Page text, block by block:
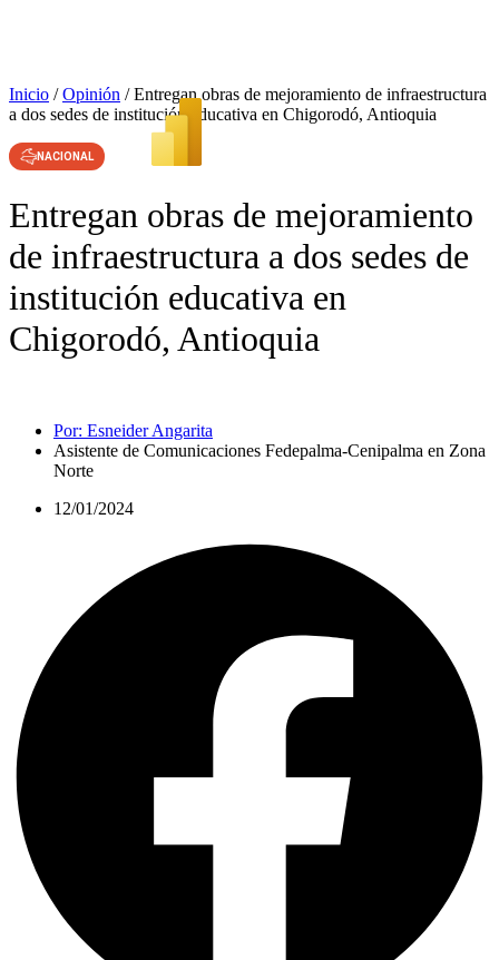
Inicio /Opinión /Entregan obras de mejoramiento de infraestructura
a dos sedes de institución educativa en Chigorodó, Antioquia
NACIONAL
Entregan obras de mejoramiento
de infraestructura a dos sedes de
institución educativa en
Chigorodó, Antioquia
Por: Esneider Angarita
Asistente de Comunicaciones Fedepalma-Cenipalma en Zona
Norte
12/01/2024